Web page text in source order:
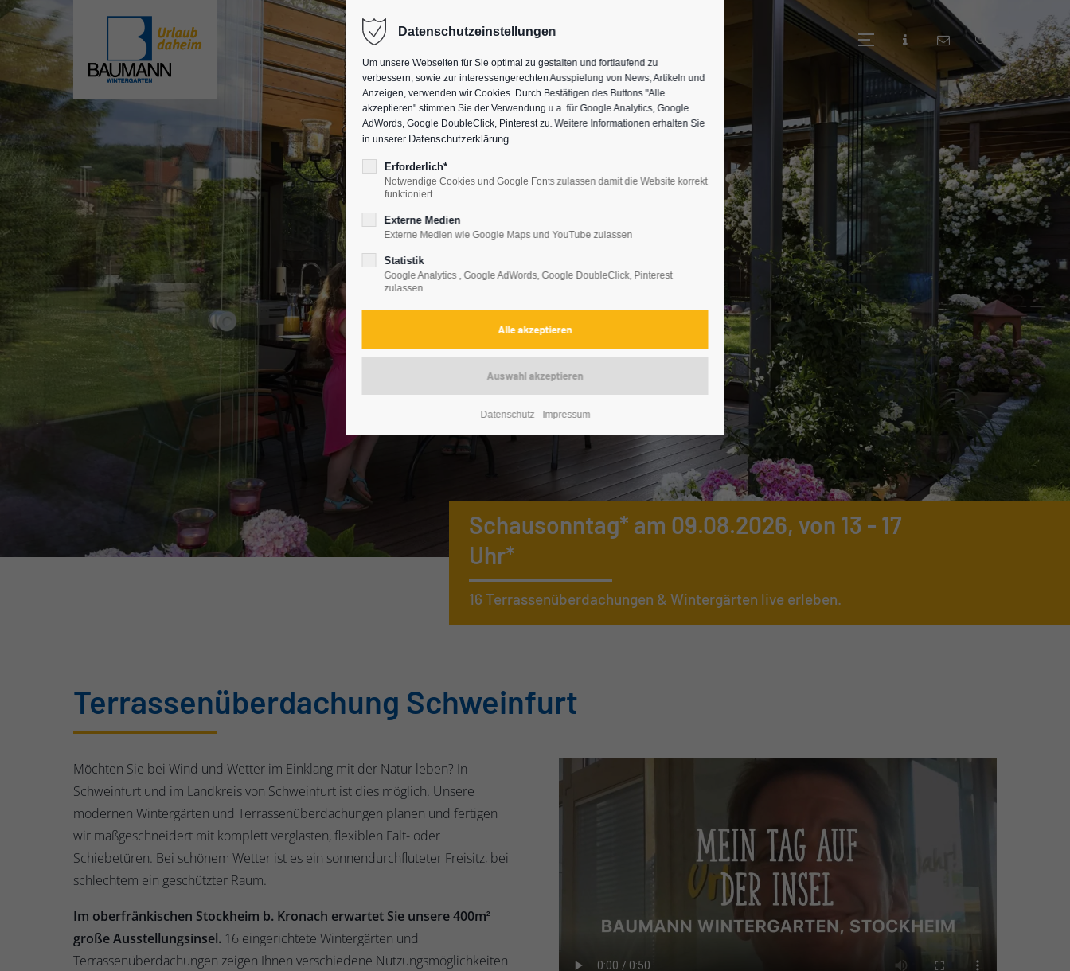
Schausonntag* am 09.08.2026, von 13 - 17
Uhr*
16 Terrassenüberdachungen & Wintergärten live erleben.
Terrassenüberdachung Schweinfurt
Möchten Sie bei Wind und Wetter im Einklang mit der Natur leben? In
Schweinfurt und im Landkreis von Schweinfurt ist dies möglich. Unsere
modernen Wintergärten und Terrassenüberdachungen planen und fertigen
wir maßgeschneidert mit komplett verglasten, flexiblen Falt- oder
Schiebetüren. Bei schönem Wetter ist es ein sonnendurchfluteter Freisitz, bei
schlechtem ein geschützter Raum.
Im oberfränkischen Stockheim b. Kronach erwartet Sie unsere 400m2
große Ausstellungsinsel. 16 eingerichtete Wintergärten und
Terrassenüberdachungen zeigen Ihnen verschiedene Nutzungsmöglichkeiten
Datenschutzeinstellungen
Um unsere Webseiten für Sie optimal zu gestalten und fortlaufend zu
verbessern, sowie zur interessengerechten Ausspielung von News, Artikeln und
Anzeigen, verwenden wir Cookies. Durch Bestätigen des Buttons "Alle
akzeptieren" stimmen Sie der Verwendung u.a. für Google Analytics, Google
AdWords, Google DoubleClick, Pinterest zu. Weitere Informationen erhalten Sie
in unserer Datenschutzerklärung.
Erforderlich*
Notwendige Cookies und Google Fonts zulassen damit die Website korrekt
funktioniert
Externe Medien
Externe Medien wie Google Maps und YouTube zulassen
Statistik
Google Analytics , Google AdWords, Google DoubleClick, Pinterest
zulassen
Datenschutz Impressum